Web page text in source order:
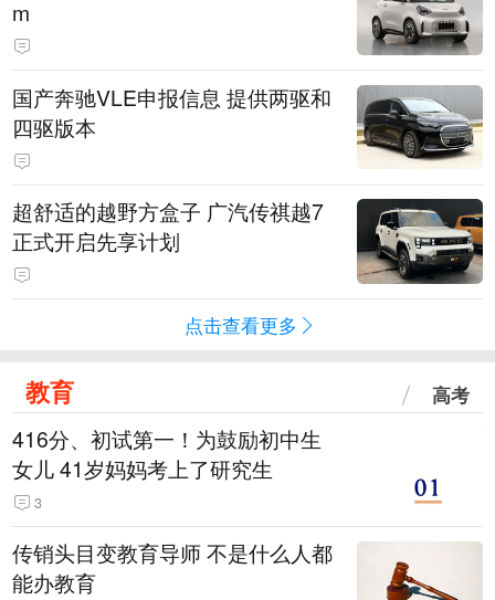
m
国产奔驰VLE申报信息 提供两驱和
四驱版本
超舒适的越野方盒子 广汽传祺越7
正式开启先享计划
点击查看更多
教育 高考
416分、初试第一！为鼓励初中生
女儿 41岁妈妈考上了研究生
3
传销头目变教育导师 不是什么人都
能办教育